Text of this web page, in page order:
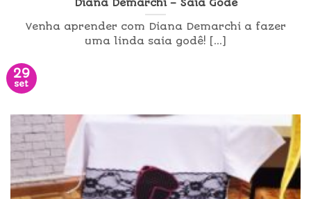
Diana Demarchi – Saia Godê
Venha aprender com Diana Demarchi a fazer
uma linda saia godê! [...]
29
set